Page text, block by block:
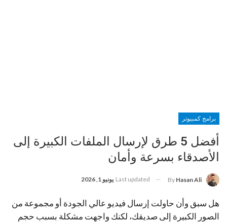
برامج كمبيوتر
أفضل 5 طرق لإرسال الملفات الكبيرة إلى
الأصدقاء بسرعة وأمان
By Hasan Ali
Last updated يونيو 1, 2026
هل سبق وأن حاولت إرسال فيديو عالي الجودة أو مجموعة من
الصور الكبيرة إلى صديقك، لكنك واجهت مشكلة بسبب حجم